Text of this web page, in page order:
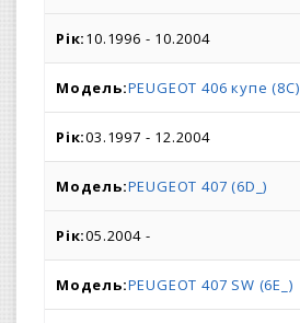
10.1996 - 10.2004
PEUGEOT 406 купе (8C)
03.1997 - 12.2004
PEUGEOT 407 (6D_)
05.2004 -
PEUGEOT 407 SW (6E_)